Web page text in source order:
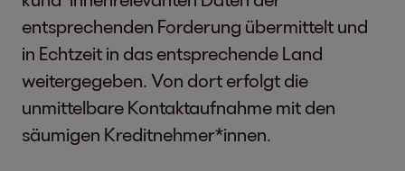
entsprechenden Forderung übermittelt und
in Echtzeit in das entsprechende Land
weitergegeben. Von dort erfolgt die
unmittelbare Kontaktaufnahme mit den
säumigen Kreditnehmer*innen.